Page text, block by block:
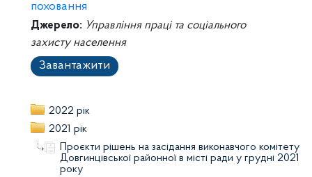
поховання
Джерело: Управління праці та соціального
захисту населення
Завантажити
2022 рік
2021 рік
Проєкти рішень на засідання виконавчого комітету
Довгинцівської районної в місті ради у грудні 2021
року